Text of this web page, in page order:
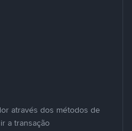
através dos métodos de
a transação